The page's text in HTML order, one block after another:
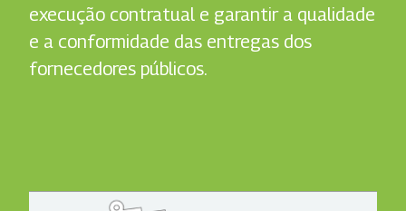
execução contratual e garantir a qualidade
e a conformidade das entregas dos
fornecedores públicos.